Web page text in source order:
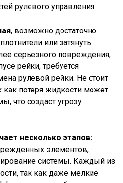
рулевого управления.
, возможно достаточно
или затянуть
серьезного повреждения,
рейки, требуется
рулевой рейки. Не стоит
как потеря жидкости может
что создаст угрозу
несколько этапов:
элементов,
системы. Каждый из
так как даже мелкие